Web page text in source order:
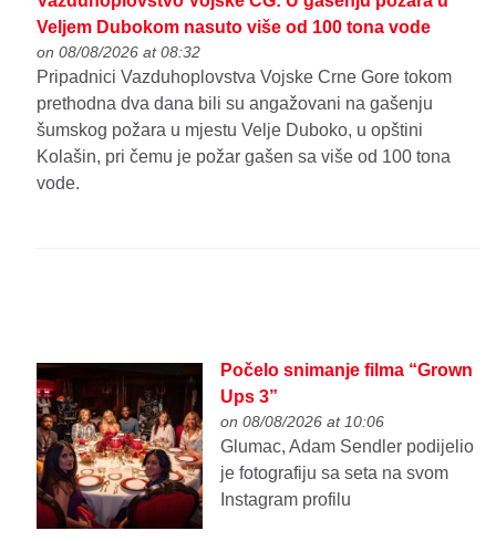
Veljem Dubokom nasuto više od 100 tona vode
on 08/08/2026 at 08:32
Pripadnici Vazduhoplovstva Vojske Crne Gore tokom
prethodna dva dana bili su angažovani na gašenju
šumskog požara u mjestu Velje Duboko, u opštini
Kolašin, pri čemu je požar gašen sa više od 100 tona
vode.
Počelo snimanje filma “Grown
Ups 3”
on 08/08/2026 at 10:06
Glumac, Adam Sendler podijelio
je fotografiju sa seta na svom
Instagram profilu